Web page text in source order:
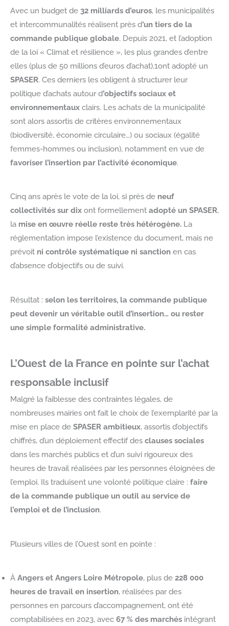
Avec un budget de 32 milliards d’euros, les municipalités
et intercommunalités réalisent près d’un tiers de la
commande publique globale. Depuis 2021, et l’adoption
de la loi « Climat et résilience », les plus grandes d’entre
elles (plus de 50 millions d’euros d’achat),1ont adopté un
SPASER. Ces derniers les obligent à structurer leur
politique d’achats autour d’objectifs sociaux et
environnementaux clairs. Les achats de la municipalité
sont alors assortis de critères environnementaux
(biodiversité, économie circulaire…) ou sociaux (égalité
femmes-hommes ou inclusion), notamment en vue de
favoriser l’insertion par l’activité économique.
Cinq ans après le vote de la loi, si près de neuf
collectivités sur dix ont formellement adopté un SPASER,
la mise en œuvre réelle reste très hétérogène. La
réglementation impose l’existence du document, mais ne
prévoit ni contrôle systématique ni sanction en cas
d’absence d’objectifs ou de suivi.
Résultat : selon les territoires, la commande publique
peut devenir un véritable outil d’insertion… ou rester
une simple formalité administrative.
L’Ouest de la France en pointe sur l’achat
responsable inclusif
Malgré la faiblesse des contraintes légales, de
nombreuses mairies ont fait le choix de l’exemplarité par la
mise en place de SPASER ambitieux, assortis d’objectifs
chiffrés, d’un déploiement effectif des clauses sociales
dans les marchés publics et d’un suivi rigoureux des
heures de travail réalisées par les personnes éloignées de
l’emploi. Ils traduisent une volonté politique claire : faire
de la commande publique un outil au service de
l’emploi et de l’inclusion.
Plusieurs villes de l’Ouest sont en pointe :
À Angers et Angers Loire Métropole, plus de 228 000
heures de travail en insertion, réalisées par des
personnes en parcours d’accompagnement, ont été
comptabilisées en 2023, avec 67 % des marchés intégrant